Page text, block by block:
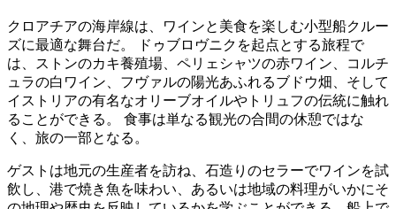
クロアチアの海岸線は、ワインと美食を楽しむ小型船クルー
ズに最適な舞台だ。 ドゥブロヴニクを起点とする旅程で
は、ストンのカキ養殖場、ペリェシャツの赤ワイン、コルチ
ュラの白ワイン、フヴァルの陽光あふれるブドウ畑、そして
イストリアの有名なオリーブオイルやトリュフの伝統に触れ
ることができる。 食事は単なる観光の合間の休憩ではな
く、旅の一部となる。
ゲストは地元の生産者を訪ね、石造りのセラーでワインを試
飲し、港で焼き魚を味わい、あるいは地域の料理がいかにそ